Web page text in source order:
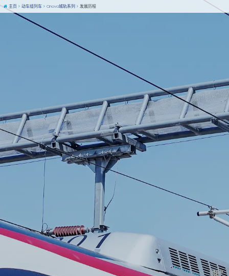
主页 动车组列车 Cinova城轨系列 发展历程